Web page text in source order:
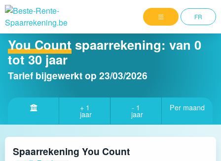
FR
You Countspaarrekening: van 0
tot 30 jaar
Tarief bijgewerkt op 23/03/2026
+ 1
jaar
- 1
jaar
Per maand
Spaarrekening You Count